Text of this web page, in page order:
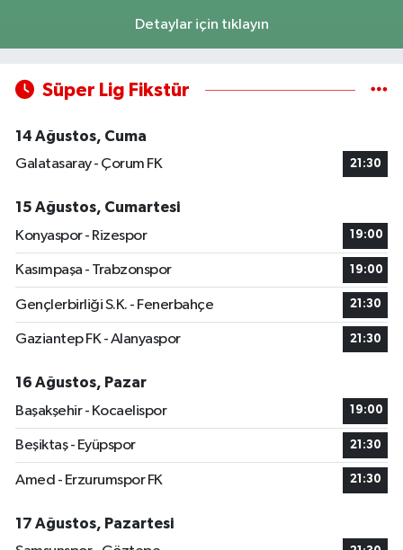
Detaylar için tıklayın
Süper Lig Fikstür
14 Ağustos, Cuma
Galatasaray - Çorum FK
21:30
15 Ağustos, Cumartesi
Konyaspor - Rizespor
19:00
Kasımpaşa - Trabzonspor 19:00
Gençlerbirliği S.K. - Fenerbahçe 21:30
Gaziantep FK - Alanyaspor 21:30
16 Ağustos, Pazar
Başakşehir - Kocaelispor
19:00
Beşiktaş - Eyüpspor 21:30
Amed - Erzurumspor FK 21:30
17 Ağustos, Pazartesi